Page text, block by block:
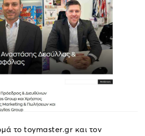
το toymaster.gr και τον